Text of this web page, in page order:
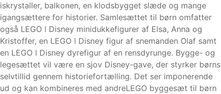
iskrystaller, balkonen, en klodsbygget slæde og mange
igangsættere for historier. Samlesættet til børn omfatter
også LEGO ǀ Disney minidukkefigurer af Elsa, Anna og
Kristoffer, en LEGO ǀ Disney figur af snemanden Olaf samt
en LEGO ǀ Disney dyrefigur af en rensdyrunge. Bygge- og
legesættet vil være en sjov Disney-gave, der styrker børns
selvtillid gennem historiefortælling. Det ser imponerende
ud og kan kombineres med andreLEGO byggesæt til børn